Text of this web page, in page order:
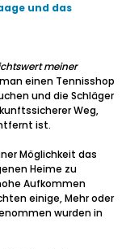
und das
meiner
einen Tennisshop
und die Schläger
Weg,
ist.
Möglichkeit das
Heime zu
Aufkommen
einige, Mehr oder
wurden in